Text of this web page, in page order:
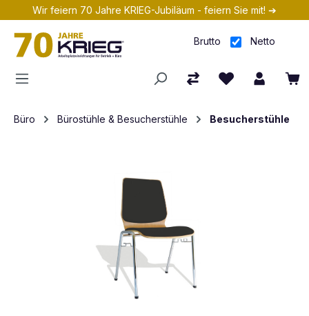
Zum Hauptinhalt springen
Wir feiern 70 Jahre KRIEG-Jubiläum - feiern Sie mit! ➔
Brutto Netto
Büro Bürostühle & Besucherstühle Besucherstühle